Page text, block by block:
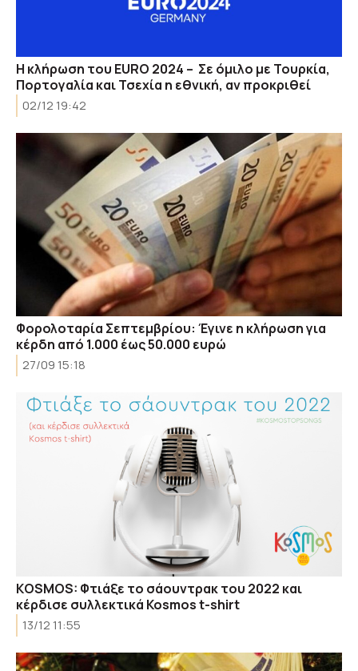
Η κλήρωση του EURO 2024 – Σε όμιλο με Τουρκία,
Πορτογαλία και Τσεχία η εθνική, αν προκριθεί
02/12 19:42
Φορολοταρία Σεπτεμβρίου: Έγινε η κλήρωση για
κέρδη από 1.000 έως 50.000 ευρώ
27/09 15:18
ΚOSMOS: Φτιάξε το σάουντρακ του 2022 και
κέρδισε συλλεκτικά Kosmos t-shirt
13/12 11:55